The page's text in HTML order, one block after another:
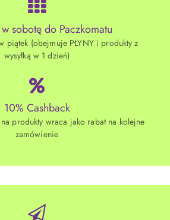
sobotę do Paczkomatu
piątek (obejmuje PŁYNY i produkty z
wysyłką w 1 dzień)
10% Cashback
produkty wraca jako rabat na kolejne
zamówienie